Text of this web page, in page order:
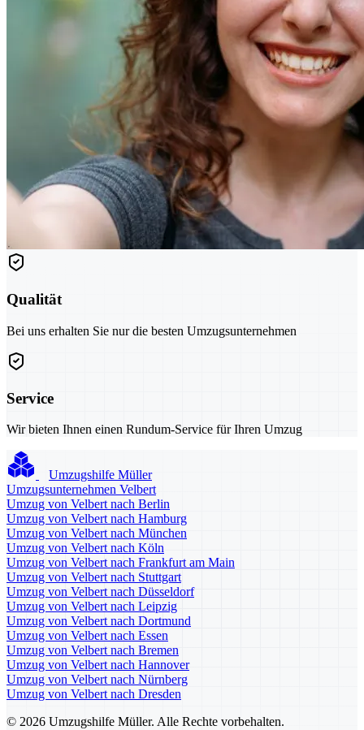
Qualität
Bei uns erhalten Sie nur die besten Umzugsunternehmen
Service
Wir bieten Ihnen einen Rundum-Service für Ihren Umzug
Umzugshilfe Müller
Umzugsunternehmen Velbert
Umzug von Velbert nach Berlin
Umzug von Velbert nach Hamburg
Umzug von Velbert nach München
Umzug von Velbert nach Köln
Umzug von Velbert nach Frankfurt am Main
Umzug von Velbert nach Stuttgart
Umzug von Velbert nach Düsseldorf
Umzug von Velbert nach Leipzig
Umzug von Velbert nach Dortmund
Umzug von Velbert nach Essen
Umzug von Velbert nach Bremen
Umzug von Velbert nach Hannover
Umzug von Velbert nach Nürnberg
Umzug von Velbert nach Dresden
© 2026 Umzugshilfe Müller. Alle Rechte vorbehalten.